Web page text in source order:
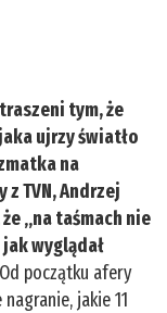
tym, że
ujrzy światło
na
TVN, Andrzej
„na taśmach nie
wyglądał
Od początku afery
jakie 11